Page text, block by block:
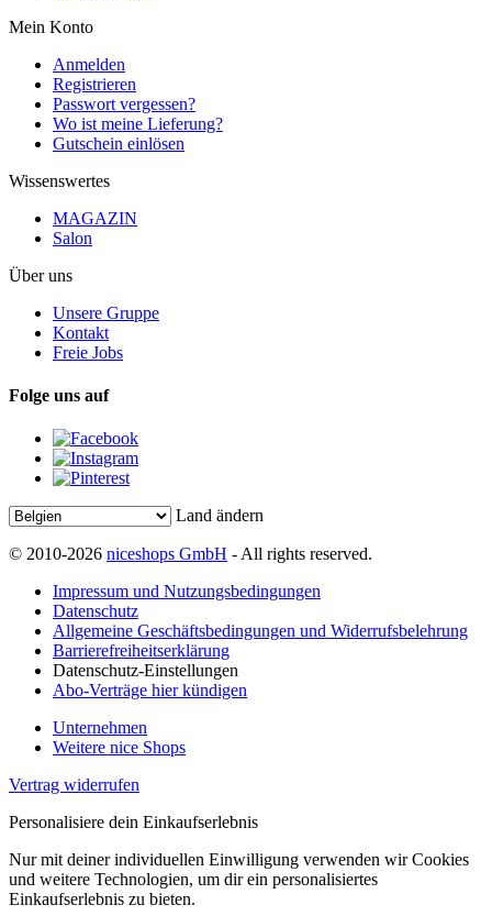
Mein Konto
Anmelden
Registrieren
Passwort vergessen?
Wo ist meine Lieferung?
Gutschein einlösen
Wissenswertes
MAGAZIN
Salon
Über uns
Unsere Gruppe
Kontakt
Freie Jobs
Folge uns auf
Land ändern
© 2010-2026 niceshops GmbH - All rights reserved.
Impressum und Nutzungsbedingungen
Datenschutz
Allgemeine Geschäftsbedingungen und Widerrufsbelehrung
Barrierefreiheitserklärung
Datenschutz-Einstellungen
Abo-Verträge hier kündigen
Unternehmen
Weitere nice Shops
Vertrag widerrufen
Personalisiere dein Einkaufserlebnis
Nur mit deiner individuellen Einwilligung verwenden wir Cookies
und weitere Technologien, um dir ein personalisiertes
Einkaufserlebnis zu bieten.